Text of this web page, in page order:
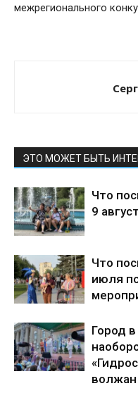
межрегионального
ЭТО МОЖЕТ БЫТЬ
Что
9
Что
июля
Город
волжан